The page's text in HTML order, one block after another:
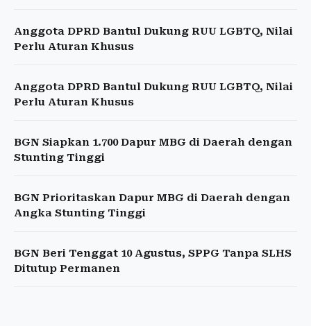
Anggota DPRD Bantul Dukung RUU LGBTQ, Nilai
Perlu Aturan Khusus
Anggota DPRD Bantul Dukung RUU LGBTQ, Nilai
Perlu Aturan Khusus
BGN Siapkan 1.700 Dapur MBG di Daerah dengan
Stunting Tinggi
BGN Prioritaskan Dapur MBG di Daerah dengan
Angka Stunting Tinggi
BGN Beri Tenggat 10 Agustus, SPPG Tanpa SLHS
Ditutup Permanen